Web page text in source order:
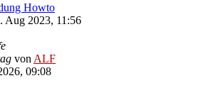
Howto
Aug 2023, 11:56
von ALF
09:08